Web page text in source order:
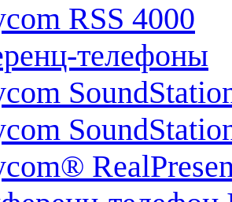
RSS 4000
телефоны